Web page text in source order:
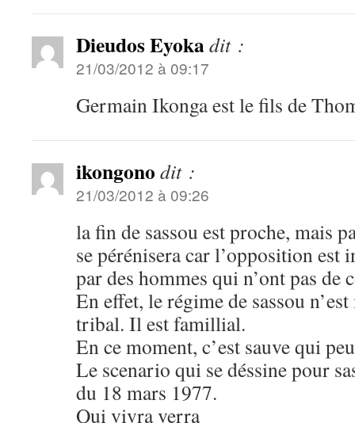
Dieudos Eyokadit :
21/03/2012 à 09:17
Germain Ikonga est le fils de
ikongono dit :
21/03/2012 à 09:26
la fin de sassou est proche, mais
se pérénisera car l’opposition est
par des hommes qui n’ont pas de
En effet, le régime de sassou
tribal. Il est famillial.
En ce moment, c’est sauve qui
Le scenario qui se déssine pour
du 18 mars 1977.
Qui vivra verra